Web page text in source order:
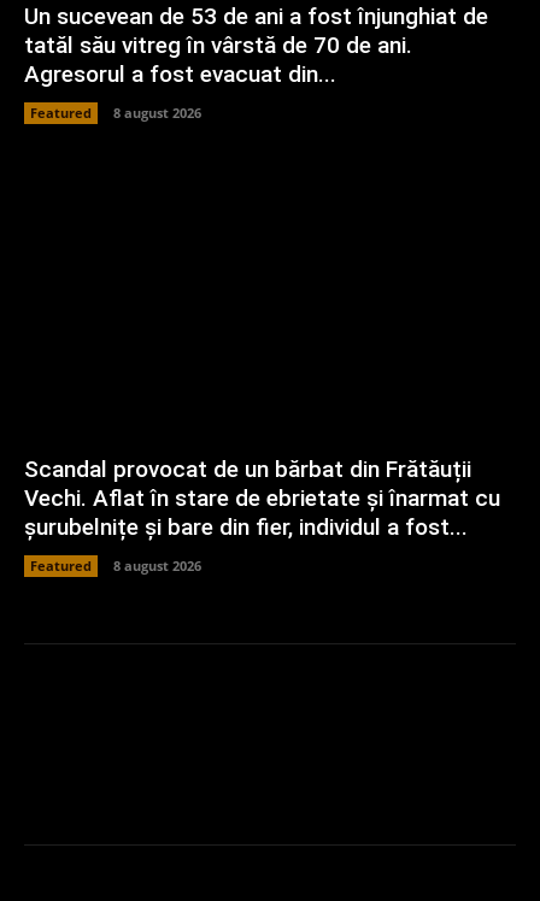
Un sucevean de 53 de ani a fost înjunghiat de
tatăl său vitreg în vârstă de 70 de ani.
Agresorul a fost evacuat din...
Featured 8 august 2026
Scandal provocat de un bărbat din Frătăuții
Vechi. Aflat în stare de ebrietate și înarmat cu
șurubelnițe și bare din fier, individul a fost...
Featured 8 august 2026